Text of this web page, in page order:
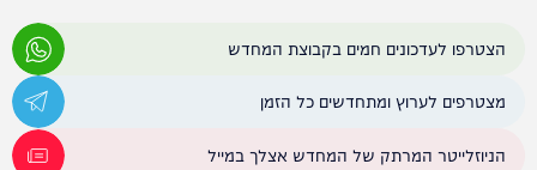
הצטרפו לעדכונים חמים בקבוצת המחדש
מצטרפים לערוץ ומתחדשים כל הזמן
הניוזלייטר המרתק של המחדש אצלך במייל